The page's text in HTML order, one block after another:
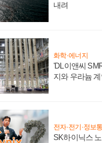
내려
화학·에너지
'DL이앤씨
지와 우라늄
전자·전기·정보
SK하이닉스